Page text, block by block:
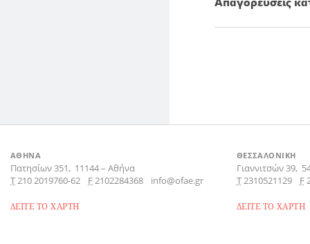
ΑΘΗΝΑ
Πατησίων 351, 11144– Αθήνα
Τ210 2019760-62 F2102284368 info@ofae.gr
ΔΕΙΤΕ ΤΟ ΧΑΡΤΗ
ΘΕΣΣΑΛΟΝΙΚΗ
Γιαννιτσών 39,
Τ2310521129 F
ΔΕΙΤΕ ΤΟ ΧΑΡΤΗ